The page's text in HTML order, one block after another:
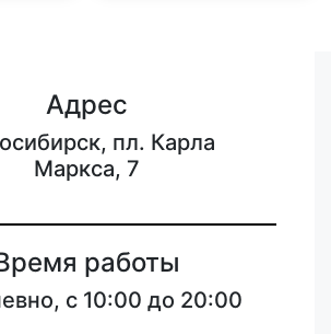
Адрес
пл. Карла
Маркса, 7
работы
с 10:00 до 20:00